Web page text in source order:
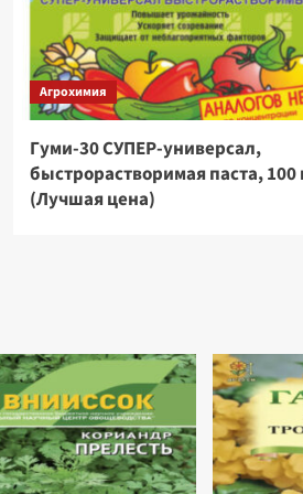
Агрохимия
Гуми-30 СУПЕР-универсал,
быстрорастворимая паста, 100
(Лучшая цена)